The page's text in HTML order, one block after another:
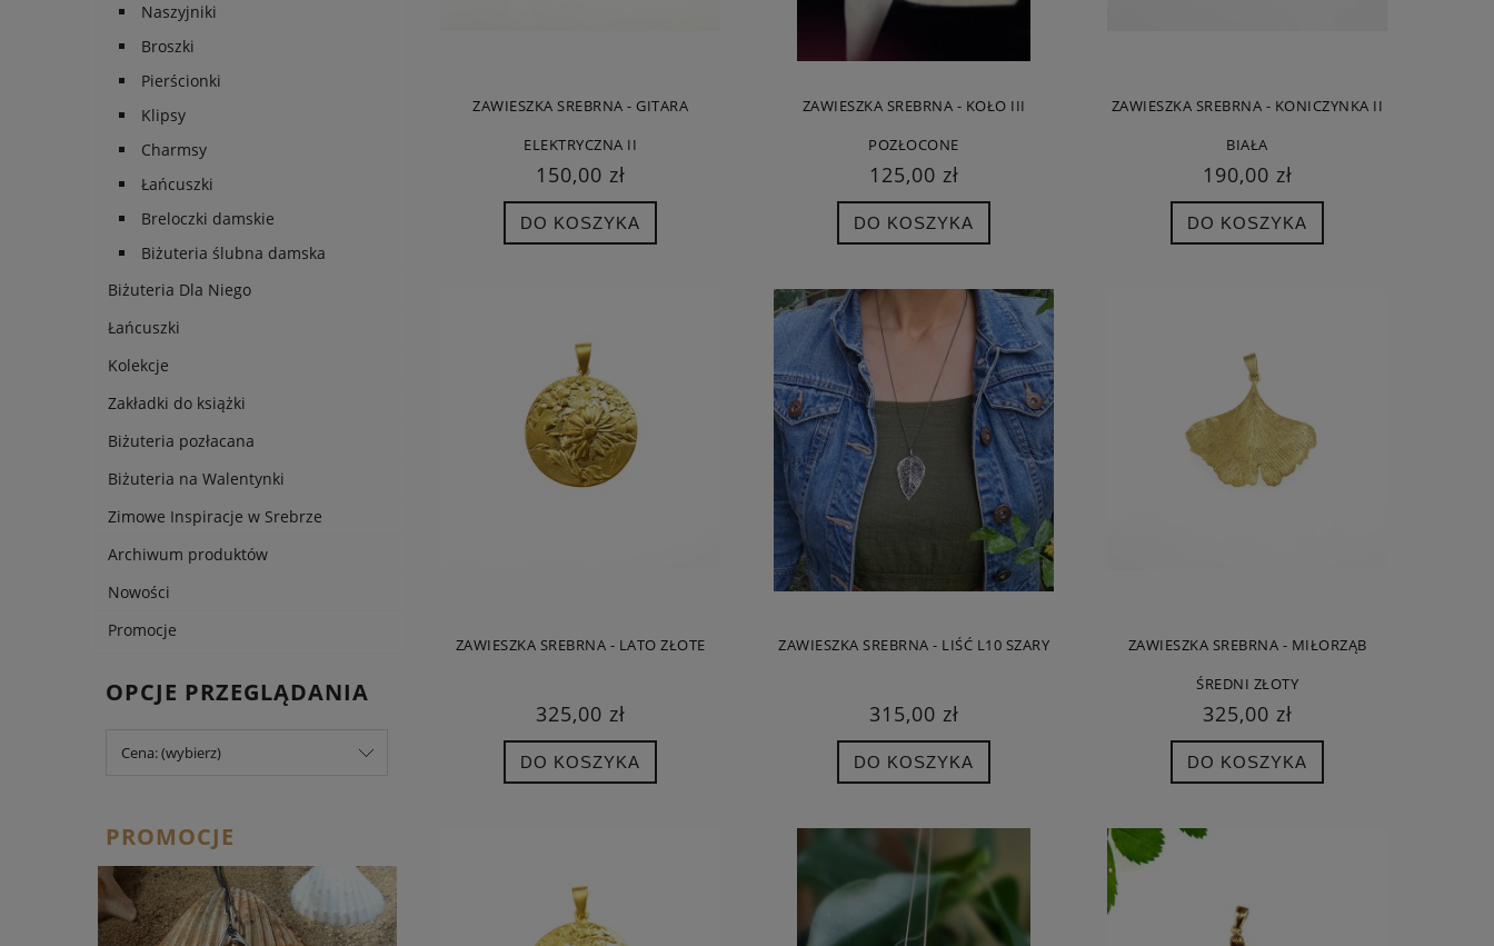
Naszyjniki
Broszki
Pierścionki
Klipsy
Charmsy
Łańcuszki
Breloczki damskie
Biżuteria ślubna damska
Biżuteria Dla Niego
Łańcuszki
Kolekcje
Zakładki do książki
Biżuteria pozłacana
Biżuteria na Walentynki
Zimowe Inspiracje w Srebrze
Archiwum produktów
Nowości
Promocje
OPCJE PRZEGLĄDANIA
Cena: (wybierz)
PROMOCJE
ZAWIESZKA SREBRNA - GITARA
ELEKTRYCZNA II
150,00 zł
DO KOSZYKA
ZAWIESZKA SREBRNA - KOŁO III
POZŁOCONE
125,00 zł
DO KOSZYKA
ZAWIESZKA SREBRNA - KONICZYNKA II
BIAŁA
190,00 zł
DO KOSZYKA
ZAWIESZKA SREBRNA - LATO ZŁOTE
325,00 zł
DO KOSZYKA
ZAWIESZKA SREBRNA - LIŚĆ L10 SZARY
315,00 zł
DO KOSZYKA
ZAWIESZKA SREBRNA - MIŁORZĄB
ŚREDNI ZŁOTY
325,00 zł
DO KOSZYKA